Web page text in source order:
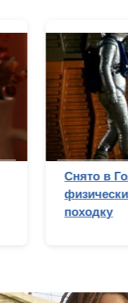
Снято в
физически не
походку